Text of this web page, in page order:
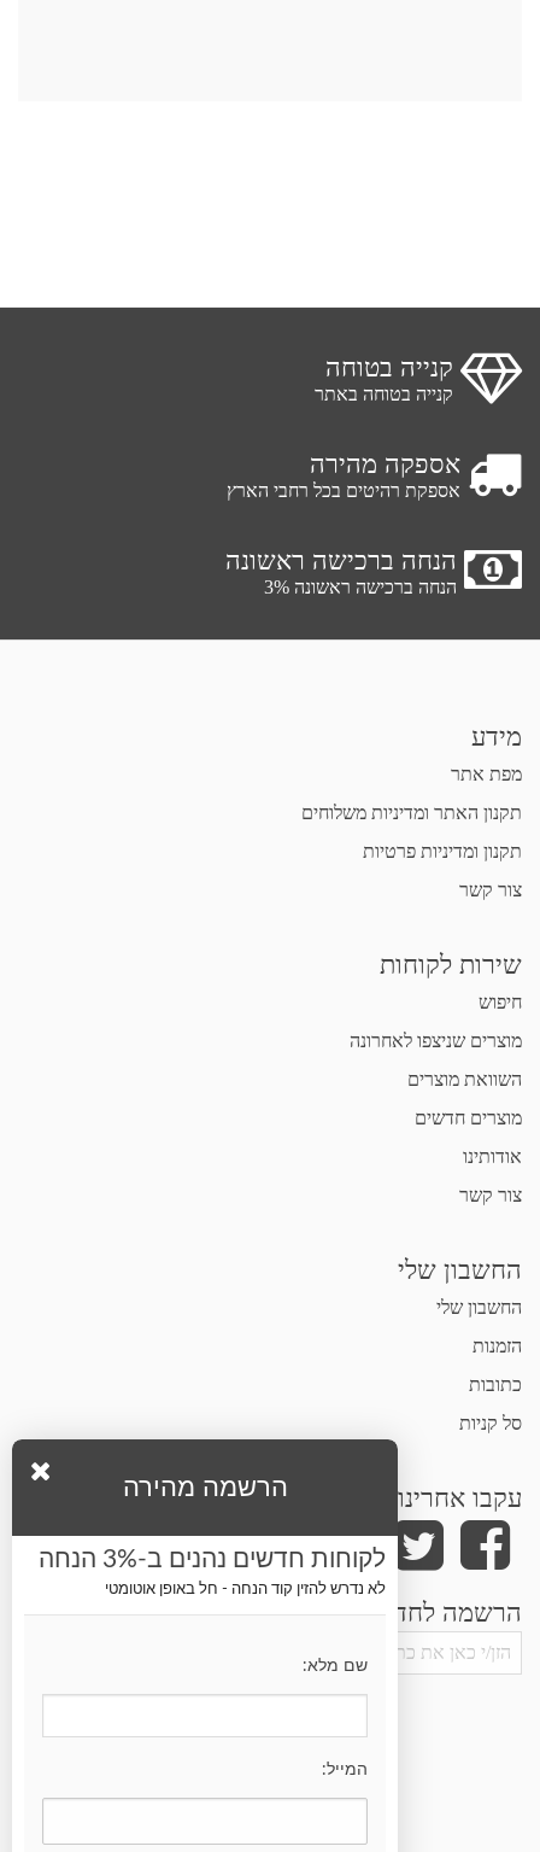
קנייה בטוחה
קנייה בטוחה באתר
אספקה מהירה
אספקת רהיטים בכל רחבי הארץ
הנחה ברכישה ראשונה
הנחה ברכישה ראשונה 3%
מידע
מפת אתר
תקנון האתר ומדיניות משלוחים
תקנון ומדיניות פרטיות
צור קשר
שירות לקוחות
חיפוש
מוצרים שניצפו לאחרונה
השוואת מוצרים
מוצרים חדשים
אודותינו
צור קשר
החשבון שלי
החשבון שלי
הזמנות
כתובות
סל קניות
עקבו אחרינו
הרשמה לחדשות ועדכונים
הרשמה מהירה
לקוחות חדשים נהנים ב-3% הנחה
לא נדרש להזין קוד הנחה - חל באופן אוטומטי
שם מלא:
המייל: